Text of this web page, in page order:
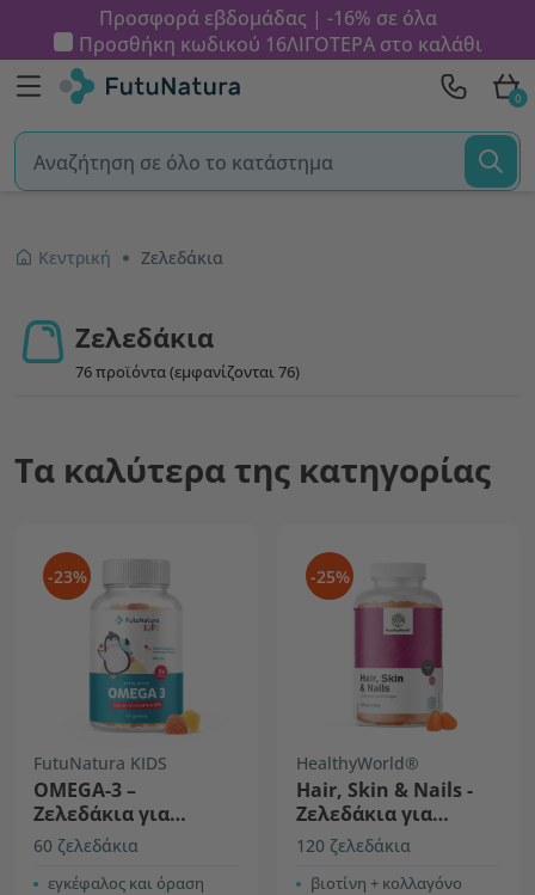
Προσφορά εβδομάδας | -16% σε όλα
Προσθήκη κωδικού 16ΛΙΓΟΤΕΡΑστο καλάθι
0
Κεντρική Ζελεδάκια
Ζελεδάκια
76 προϊόντα (εμφανίζονται 76)
Τα καλύτερα της κατηγορίας
-23%
FutuNatura KIDS
OMEGA-3 –
Ζελεδάκια για
παιδιά
60 ζελεδάκια
εγκέφαλος και όραση
-25%
HealthyWorld®
Hair, Skin & Nails -
Ζελεδάκια για
μαλλιά, δέρμα και
νύχια
120 ζελεδάκια
βιοτίνη + κολλαγόνο